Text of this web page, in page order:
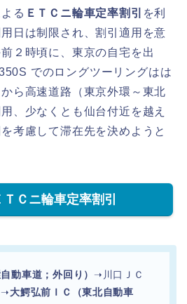
る ＥＴＣニ輪車定率割引 を利
日は制限され、割引適用を意
２時頃に、東京の自宅を出
でのロングツーリングはは
ら高速道路（東京外環～東北
、少なくとも仙台付近を越え
考慮して滞在先を決めようと
ＴＣニ輪車定率割引
動車道；外回り） ➝川口ＪＣ
➝大鰐弘前ＩＣ（東北自動車